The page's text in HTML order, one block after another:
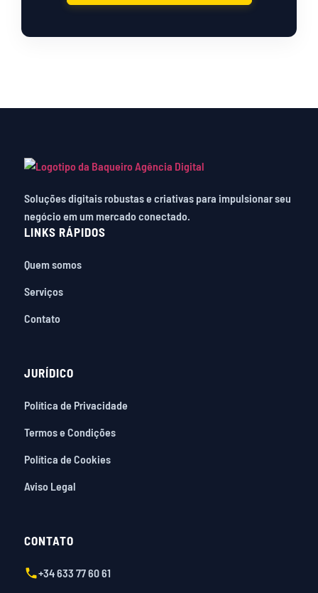
Soluções digitais robustas e criativas para impulsionar seu
negócio em um mercado conectado.
LINKS RÁPIDOS
Quem somos
Serviços
Contato
JURÍDICO
Política de Privacidade
Termos e Condições
Política de Cookies
Aviso Legal
CONTATO
+34 633 77 60 61